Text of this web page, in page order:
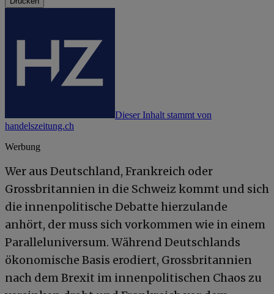
Dieser Inhalt stammt von
handelszeitung.ch
Werbung
Wer aus Deutschland, Frankreich oder
Grossbritannien in die Schweiz kommt und sich
die innenpolitische Debatte hierzulande
anhört, der muss sich vorkommen wie in einem
Paralleluniversum. Während Deutschlands
ökonomische Basis erodiert, Grossbritannien
nach dem Brexit im innenpolitischen Chaos zu